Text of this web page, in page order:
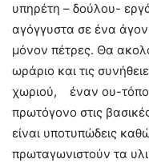
υπηρέτη – δούλου-
αγόγγυστα σε ένα
μόνον πέτρες. Θα
ωράριο και τις
χωριού, έναν ου-
πρωτόγονο στις
είναι υποτυπώδεις
πρωταγωνιστούν τα